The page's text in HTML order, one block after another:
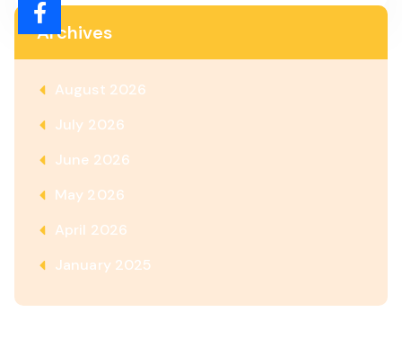
Archives
August 2026
July 2026
June 2026
May 2026
April 2026
January 2025